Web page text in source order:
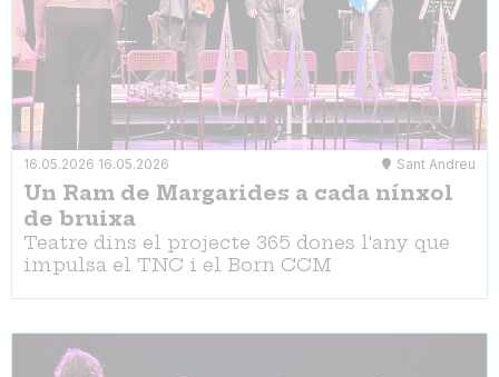
16.05.2026 16.05.2026 Sant Andreu
Un Ram de Margarides a cada nínxol
de bruixa
Teatre dins el projecte 365 dones l'any que
impulsa el TNC i el Born CCM